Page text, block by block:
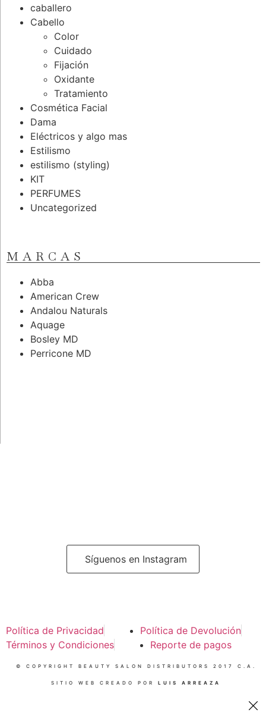
caballero
Cabello
Color
Cuidado
Fijación
Oxidante
Tratamiento
Cosmética Facial
Dama
Eléctricos y algo mas
Estilismo
estilismo (styling)
KIT
PERFUMES
Uncategorized
MARCAS
Abba
American Crew
Andalou Naturals
Aquage
Bosley MD
Perricone MD
Síguenos en Instagram
Política de Privacidad
Política de Devolución
Términos y Condiciones
Reporte de pagos
© COPYRIGHT BEAUTY SALON DISTRIBUTORS 2017 C.A.
SITIO WEB CREADO POR LUIS ARREAZA